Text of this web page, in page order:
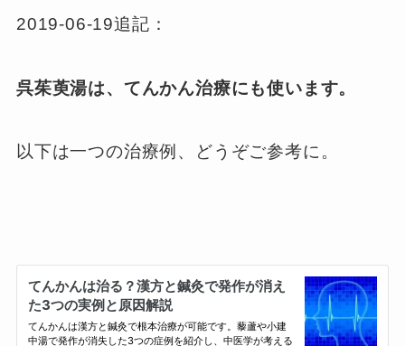
2019-06-19追記：
呉茱萸湯は、てんかん治療にも使います。
以下は一つの治療例、どうぞご参考に。